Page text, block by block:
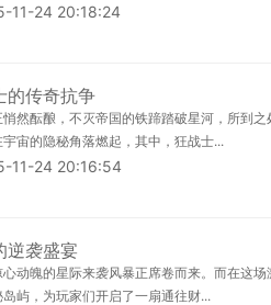
11-24 20:18:24
的传奇抗争
然酝酿，不灭帝国的铁蹄踏破星河，所到
宙的隐秘角落燃起，其中，狂战士...
11-24 20:16:54
逆袭盛宴
动魄的星际来袭风暴正席卷而来。而在这
屿，为玩家们开启了一扇通往财...